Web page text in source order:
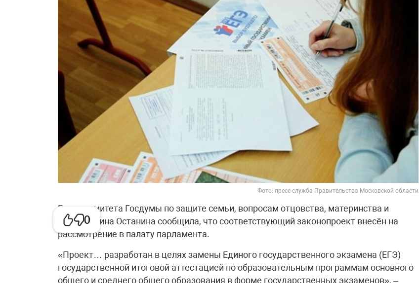
0
Фото: пресс-служба Правительства Московской области
Глава комитета Госдумы по защите семьи, вопросам отцовства, материнства и
детства Нина Останина сообщила, что соответствующий законопроект внесён на
рассмотрение в палату парламента.
«Проект… разработан в целях замены Единого государственного экзамена (ЕГЭ)
государственной итоговой аттестацией по образовательным программам основного
общего и среднего общего образования в форме государственных экзаменов», –